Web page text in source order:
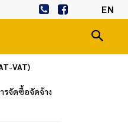
EN
VAT)
รจัดซื้อจัดจ้าง